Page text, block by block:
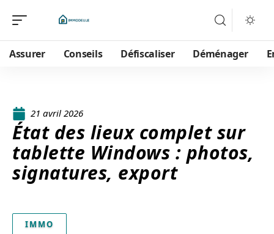
Assurer Conseils Défiscaliser Déménager
21 avril 2026
État des lieux complet sur
tablette Windows : photos,
signatures, export
IMMO